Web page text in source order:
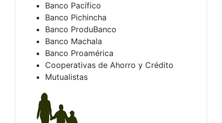
Banco Pacífico
Banco Pichincha
Banco ProduBanco
Banco Machala
Banco Proamérica
Cooperativas de Ahorro y Crédito
Mutualistas